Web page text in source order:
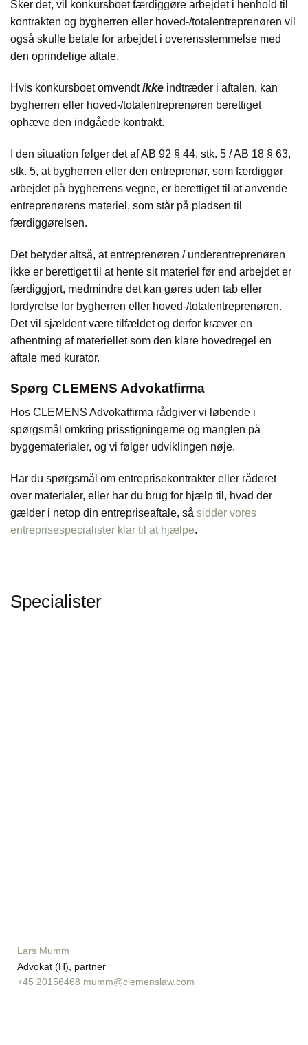
Sker det, vil konkursboet færdiggøre arbejdet i henhold til
kontrakten og bygherren eller hoved-/totalentreprenøren vil
også skulle betale for arbejdet i overensstemmelse med
den oprindelige aftale.
Hvis konkursboet omvendtikke indtræder i aftalen, kan
bygherren eller hoved-/totalentreprenøren berettiget
ophæve den indgåede kontrakt.
I den situation følger det af AB 92 § 44, stk. 5 / AB 18 § 63,
stk. 5, at bygherren eller den entreprenør, som færdiggør
arbejdet på bygherrens vegne, er berettiget til at anvende
entreprenørens materiel, som står på pladsen til
færdiggørelsen.
Det betyder altså, at entreprenøren / underentreprenøren
ikke er berettiget til at hente sit materiel før end arbejdet er
færdiggjort, medmindre det kan gøres uden tab eller
fordyrelse for bygherren eller hoved-/totalentreprenøren.
Det vil sjældent være tilfældet og derfor kræver en
afhentning af materiellet som den klare hovedregel en
aftale med kurator.
Spørg CLEMENS Advokatfirma
Hos CLEMENS Advokatfirma rådgiver vi løbende i
spørgsmål omkring prisstigningerne og manglen på
byggematerialer, og vi følger udviklingen nøje.
Har du spørgsmål om entreprisekontrakter eller råderet
over materialer, eller har du brug for hjælp til, hvad der
gælder i netop din entrepriseaftale, så sidder vores
entreprisespecialister klar til at hjælpe.
Specialister
Lars Mumm
Advokat (H), partner
+45 20156468 mumm@clemenslaw.com